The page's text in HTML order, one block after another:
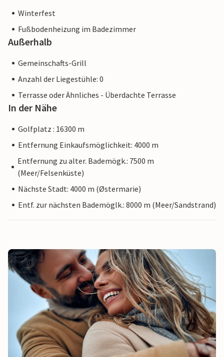
Winterfest
Fußbodenheizung im Badezimmer
Außerhalb
Gemeinschafts-Grill
Anzahl der Liegestühle: 0
Terrasse oder Ähnliches - Überdachte Terrasse
In der Nähe
Golfplatz : 16300 m
Entfernung Einkaufsmöglichkeit: 4000 m
Entfernung zu alter. Bademögk.: 7500 m
(Meer/Felsenküste)
Nächste Stadt: 4000 m (Østermarie)
Entf. zur nächsten Bademöglk.: 8000 m (Meer/Sandstrand)